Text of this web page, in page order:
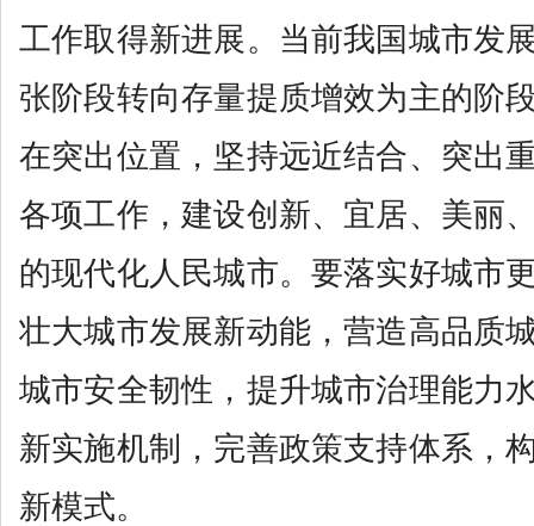
工作取得新进展。当前我国城市发
张阶段转向存量提质增效为主的阶
在突出位置，坚持远近结合、突出
各项工作，建设创新、宜居、美丽
的现代化人民城市。要落实好城市
壮大城市发展新动能，营造高品质
城市安全韧性，提升城市治理能力
新实施机制，完善政策支持体系，
新模式。